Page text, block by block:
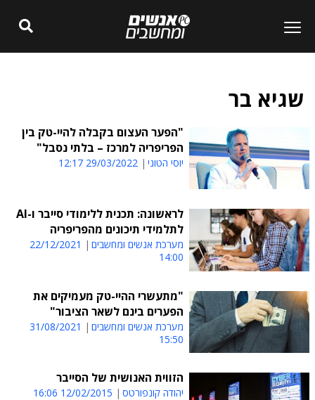
שגיא בר
"הפער העצום בקבלה להיי-טק בין
הפריפריה למרכז – בלתי נסבל"
יוסי הטוני 29/03/2022 12:17
לראשונה: תכנית ללימודי סייבר ו-AI
לתלמידי תיכונים מהפריפריה
מערכת אנשים ומחשבים
22/12/2021
14:00
"מתעשרי ההיי-טק מעמיקים את
הפערים בינם לשאר הציבור"
מערכת אנשים ומחשבים
31/08/2021
15:50
הזווית האנושית של הסייבר
יהודה קונפורטס 12/02/2015 16:06